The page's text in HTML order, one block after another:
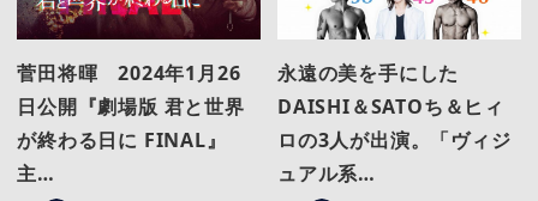
菅田将暉 2024年1月26
日公開『劇場版 君と世界
が終わる日に FINAL』
主…
永遠の美を手にした
DAISHI＆SATOち＆ヒィ
ロの3人が出演。「ヴィジ
ュアル系…